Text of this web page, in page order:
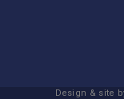
Design & site